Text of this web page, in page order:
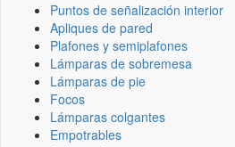
Puntos de señalización interior
Apliques de pared
Plafones y semiplafones
Lámparas de sobremesa
Lámparas de pie
Focos
Lámparas colgantes
Empotrables